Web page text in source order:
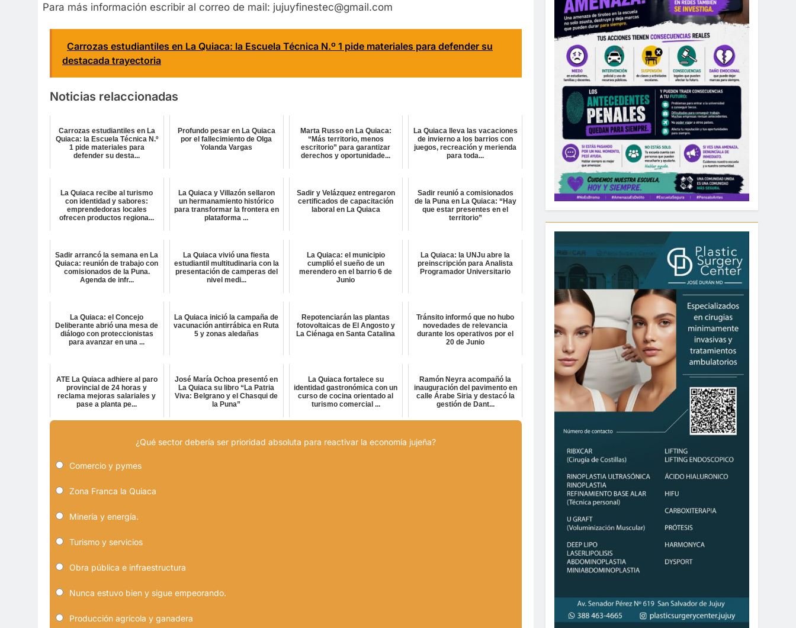
Para más información escribir al correo de mail: jujuyfinestec@gmail.com
Carrozas estudiantiles en La Quiaca: la Escuela Técnica N.º 1 pide materiales para defender su
destacada trayectoria
Noticias relaccionadas
Carrozas estudiantiles en La
Quiaca: la Escuela Técnica N.º
1 pide materiales para
defender su desta...
Profundo pesar en La Quiaca
por el fallecimiento de Olga
Yolanda Vargas
Marta Russo en La Quiaca:
“Más territorio, menos
escritorio” para garantizar
derechos y oportunidade...
La Quiaca lleva las vacaciones
de invierno a los barrios con
juegos, recreación y merienda
para toda...
La Quiaca recibe al turismo
con identidad y sabores:
emprendedoras locales
ofrecen productos regiona...
La Quiaca y Villazón sellaron
un hermanamiento histórico
para transformar la frontera en
plataforma ...
Sadir y Velázquez entregaron
certificados de capacitación
laboral en La Quiaca
Sadir reunió a comisionados
de la Puna en La Quiaca: “Hay
que estar presentes en el
territorio”
Sadir arrancó la semana en La
Quiaca: reunión de trabajo con
comisionados de la Puna.
Agenda de infr...
La Quiaca vivió una fiesta
estudiantil multitudinaria con la
presentación de camperas del
nivel medi...
La Quiaca: el municipio
cumplió el sueño de un
merendero en el barrio 6 de
Junio
La Quiaca: la UNJu abre la
preinscripción para Analista
Programador Universitario
La Quiaca: el Concejo
Deliberante abrió una mesa de
diálogo con proteccionistas
para avanzar en una ...
La Quiaca inició la campaña de
vacunación antirrábica en Ruta
5 y zonas aledañas
Repotenciarán las plantas
fotovoltaicas de El Angosto y
La Ciénaga en Santa Catalina
Tránsito informó que no hubo
novedades de relevancia
durante los operativos por el
20 de Junio
ATE La Quiaca adhiere al paro
provincial de 24 horas y
reclama mejoras salariales y
pase a planta pe...
José María Ochoa presentó en
La Quiaca su libro “La Patria
Viva: Belgrano y el Chasqui de
la Puna”
La Quiaca fortalece su
identidad gastronómica con un
curso de cocina orientado al
turismo comercial ...
Ramón Neyra acompañó la
inauguración del pavimento en
calle Árabe Siria y destacó la
gestión de Dant...
¿Qué sector debería ser prioridad absoluta para reactivar la economía jujeña?
Comercio y pymes
Zona Franca la Quiaca
Minería y energía.
Turismo y servicios
Obra pública e infraestructura
Nunca estuvo bien y sigue empeorando.
Producción agrícola y ganadera